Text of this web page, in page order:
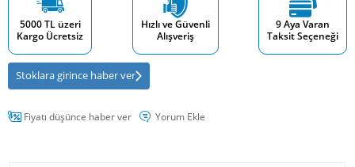
5000 TL üzeri
Kargo Ücretsiz
Hızlı ve Güvenli
Alışveriş
9 Aya Varan
Taksit Seçeneği
Stoklara girince haber ver
Fiyatı düşünce haber ver Yorum Ekle